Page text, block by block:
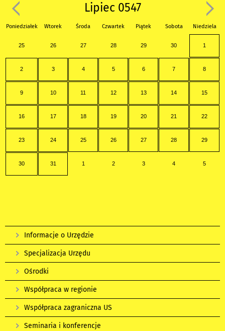
Lipiec 0547
Poniedziałek Wtorek Środa Czwartek Piątek Sobota Niedziela
25 26 27 28 29 30 1
2 3 4 5 6 7 8
9 10 11 12 13 14 15
16 17 18 19 20 21 22
23 24 25 26 27 28 29
30 31 1 2 3 4 5
Informacje o Urzędzie
Specjalizacja Urzędu
Ośrodki
Współpraca w regionie
Współpraca zagraniczna US
Seminaria i konferencje